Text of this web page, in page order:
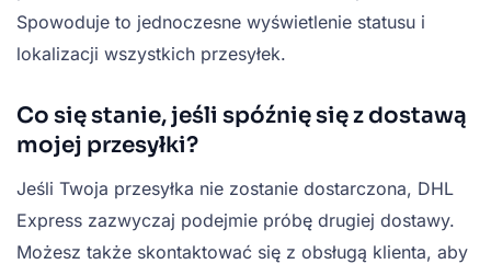
Spowoduje to jednoczesne wyświetlenie statusu i
lokalizacji wszystkich przesyłek.
Co się stanie, jeśli spóźnię się z dostawą
mojej przesyłki?
Jeśli Twoja przesyłka nie zostanie dostarczona, DHL
Express zazwyczaj podejmie próbę drugiej dostawy.
Możesz także skontaktować się z obsługą klienta, aby